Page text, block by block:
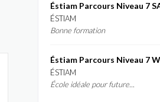
ÉSTIAM
Bonne formation
ÉSTIAM
École idéale pour future...